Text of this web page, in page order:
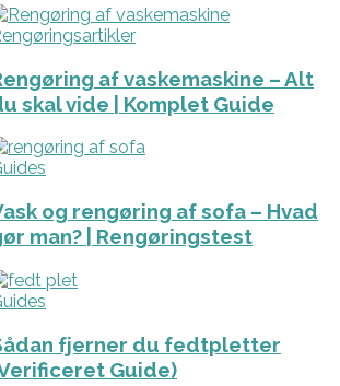
af vaskemaskine – Alt
skal vide | Komplet Guide
og rengøring af sofa – Hvad
man? | Rengøringstest
fjerner du fedtpletter
Guide)